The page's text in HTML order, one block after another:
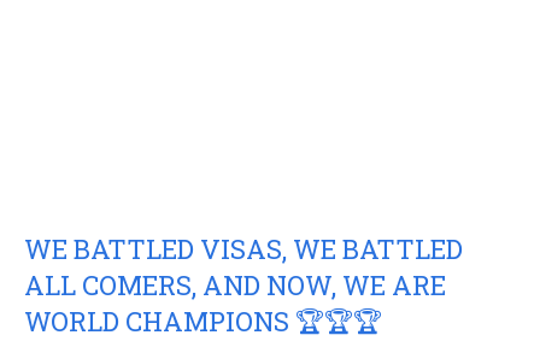
WE BATTLED VISAS, WE BATTLED
ALL COMERS, AND NOW, WE ARE
WORLD CHAMPIONS 🏆🏆🏆